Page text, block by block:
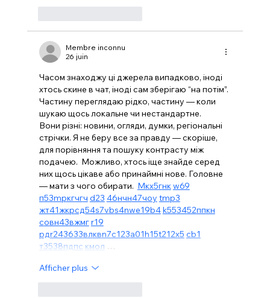
Membre inconnu
26 juin
Часом знаходжу ці джерела випадково, іноді
хтось скине в чат, іноді сам зберігаю “на потім”.
Частину переглядаю рідко, частину — коли
шукаю щось локальне чи нестандартне.
Вони різні: новини, огляди, думки, регіональні
стрічки. Я не беру все за правду — скоріше,
для порівняння та пошуку контрасту між
подачею.  Можливо, хтось іще знайде серед
них щось цікаве або принаймні нове. Головне
— мати з чого обирати. Мкх5гнкw69
п53mpкгчгч d23 46нчн47чоу tmp3
жт41жкрсд54s7vbs4nwe19b4k553452ппкн
совн43вжмгr19
рдr243633влквn7c123a01h15t212x5 cb1
т3538пдпс кмол …
Afficher plus